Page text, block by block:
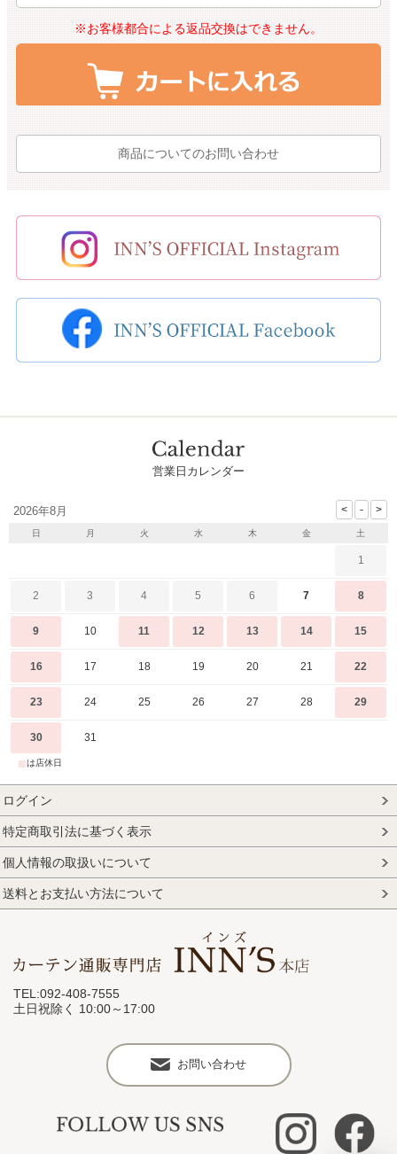
※お客様都合による返品交換はできません。
商品についてのお問い合わせ
営業日カレンダー
2026年8月
日 月 火 水 木 金 土
1
2 3 4 5 6 7 8
9 10 11 12 13 14 15
16 17 18 19 20 21 22
23 24 25 26 27 28 29
30 31
■は店休日
ログイン
特定商取引法に基づく表示
個人情報の取扱いについて
送料とお支払い方法について
TEL:092-408-7555
土日祝除く 10:00～17:00
お問い合わせ